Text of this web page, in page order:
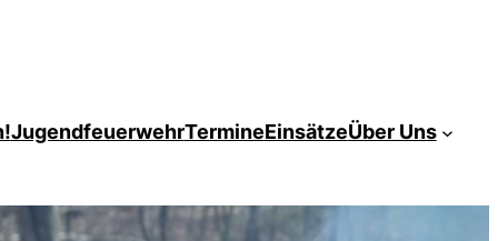
JugendfeuerwehrTermineEinsätzeÜber Uns